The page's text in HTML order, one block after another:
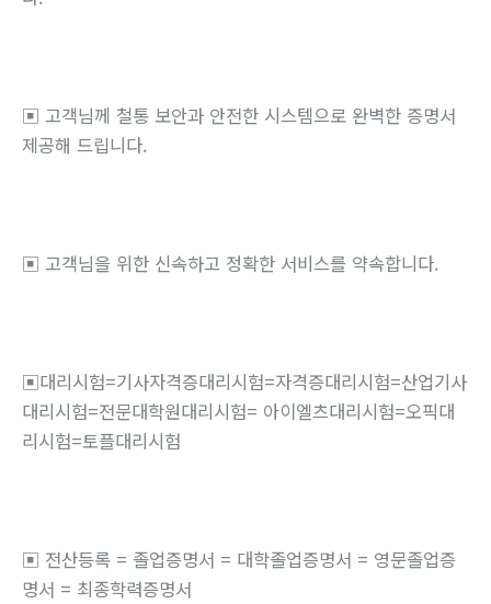
▣ 고객님께 철통 보안과 안전한 시스템으로 완벽한 증명서
제공해 드립니다.
▣ 고객님을 위한 신속하고 정확한 서비스를 약속합니다.
▣대리시험=기사자격증대리시험=자격증대리시험=산업기사
대리시험=전문대학원대리시험= 아이엘츠대리시험=오픽대
리시험=토플대리시험
▣ 전산등록 = 졸업증명서 = 대학졸업증명서 = 영문졸업증
명서 = 최종학력증명서